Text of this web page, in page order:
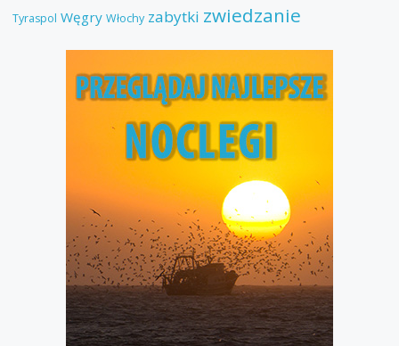
Tyraspol Węgry Włochy zabytki zwiedzanie